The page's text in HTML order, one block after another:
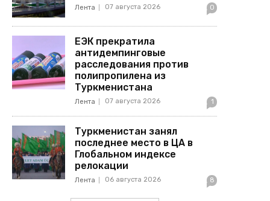
Лента 07 августа 2026 0
ЕЭК прекратила
антидемпинговые
расследования против
полипропилена из
Туркменистана
Лента 07 августа 2026 1
Туркменистан занял
последнее место в ЦА в
Глобальном индексе
релокации
Лента 06 августа 2026 8